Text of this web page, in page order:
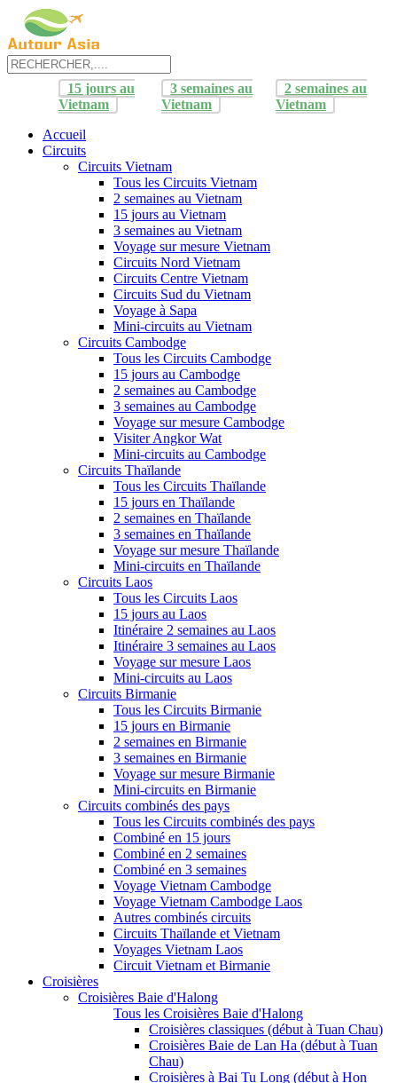
15 jours au
Vietnam
3 semaines au
Vietnam
2 semaines au
Vietnam
Accueil
Circuits
Circuits Vietnam
Tous les Circuits Vietnam
2 semaines au Vietnam
15 jours au Vietnam
3 semaines au Vietnam
Voyage sur mesure Vietnam
Circuits Nord Vietnam
Circuits Centre Vietnam
Circuits Sud du Vietnam
Voyage à Sapa
Mini-circuits au Vietnam
Circuits Cambodge
Tous les Circuits Cambodge
15 jours au Cambodge
2 semaines au Cambodge
3 semaines au Cambodge
Voyage sur mesure Cambodge
Visiter Angkor Wat
Mini-circuits au Cambodge
Circuits Thaïlande
Tous les Circuits Thaïlande
15 jours en Thaïlande
2 semaines en Thaïlande
3 semaines en Thaïlande
Voyage sur mesure Thaïlande
Mini-circuits en Thaïlande
Circuits Laos
Tous les Circuits Laos
15 jours au Laos
Itinéraire 2 semaines au Laos
Itinéraire 3 semaines au Laos
Voyage sur mesure Laos
Mini-circuits au Laos
Circuits Birmanie
Tous les Circuits Birmanie
15 jours en Birmanie
2 semaines en Birmanie
3 semaines en Birmanie
Voyage sur mesure Birmanie
Mini-circuits en Birmanie
Circuits combinés des pays
Tous les Circuits combinés des pays
Combiné en 15 jours
Combiné en 2 semaines
Combiné en 3 semaines
Voyage Vietnam Cambodge
Voyage Vietnam Cambodge Laos
Autres combinés circuits
Circuits Thaïlande et Vietnam
Voyages Vietnam Laos
Circuit Vietnam et Birmanie
Croisières
Croisières Baie d'Halong
Tous les Croisières Baie d'Halong
Croisières classiques (début à Tuan Chau)
Croisières Baie de Lan Ha (début à Tuan
Chau)
Croisières à Bai Tu Long (début à Hon